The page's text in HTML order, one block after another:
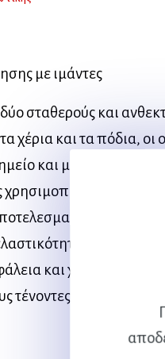
με ιμάντες
σταθερούς και
χέρια και τα πόδια, οι
και μας
χρησιμοποιώντας το
όλες τις
ισορροπία,
και χωρίς
τένοντες.